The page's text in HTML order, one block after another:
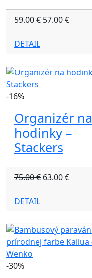
59.00 € 57.00 €
DETAIL
-16%
Organizér na
hodinky –
Stackers
75.00 € 63.00 €
DETAIL
-30%